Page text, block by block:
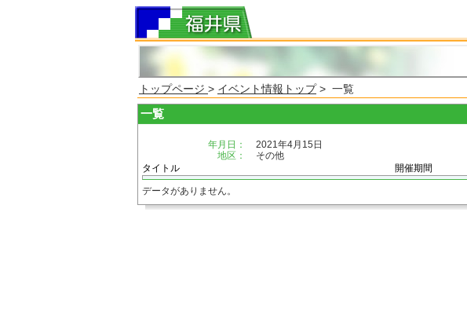
トップページ > イベント情報トップ> 一覧
一覧
年月日：
2021年4月15日
地区：
その他
タイトル
開催期間
データがありません。